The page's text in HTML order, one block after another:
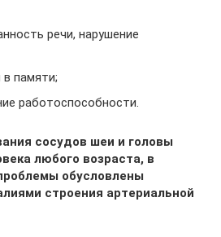
речи, нарушение
в памяти;
работоспособности.
сосудов шеи и головы
любого возраста, в
обусловлены
строения артериальной